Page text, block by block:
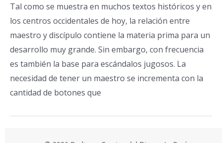
Tal como se muestra en muchos textos históricos y en
los centros occidentales de hoy, la relación entre
maestro y discípulo contiene la materia prima para un
desarrollo muy grande. Sin embargo, con frecuencia
es también la base para escándalos jugosos. La
necesidad de tener un maestro se incrementa con la
cantidad de botones que